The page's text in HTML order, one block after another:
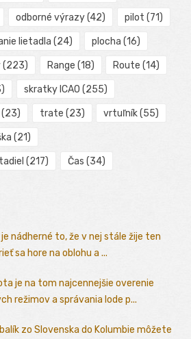
odborné výrazy(42) pilot (71)
lietadla (24) plocha (16)
(223) Range (18) Route (14)
skratky ICAO (255)
(23) trate (23) vrtuľník(55)
(21)
(217) Čas (34)
nádherné to, že v nej stále žije ten
sa hore na oblohu a ...
je na tom najcennejšie overenie
režimov a správania lode p...
zo Slovenska do Kolumbie môžete